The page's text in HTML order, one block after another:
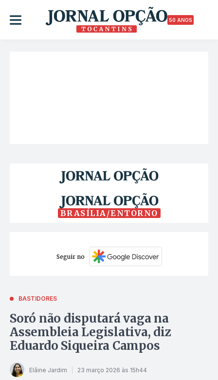
50 ANOS
BRASÍLIA/ENTORNO
Seguir no
BASTIDORES
Soró não disputará vaga na
Assembleia Legislativa, diz
Eduardo Siqueira Campos
Elâine Jardim 23 março 2026 às 15h44